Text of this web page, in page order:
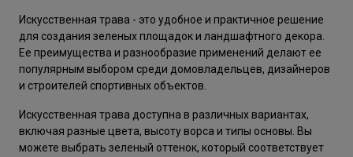
Искусственная трава - это удобное и практичное решение
для создания зеленых площадок и ландшафтного декора.
Ее преимущества и разнообразие применений делают ее
популярным выбором среди домовладельцев, дизайнеров
и строителей спортивных объектов.
Искусственная трава доступна в различных вариантах,
включая разные цвета, высоту ворса и типы основы. Вы
можете выбрать зеленый оттенок, который соответствует